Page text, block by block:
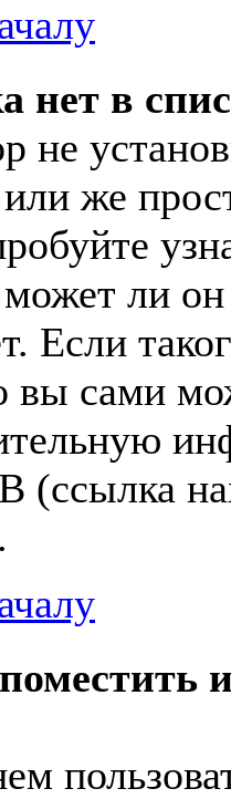
нет в
не
же
ли
Если
вы сами
(ссылка